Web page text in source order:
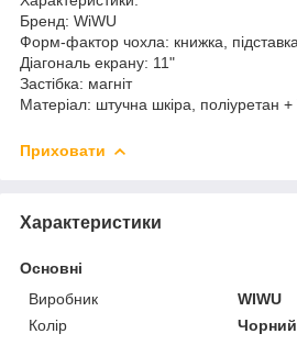
Бренд: WiWU
Форм-фактор чохла: книжка, підставка
Діагональ екрану: 11"
Застібка: магніт
Матеріал: штучна шкіра, поліуретан
Приховати
Характеристики
Основні
Виробник
WIWU
Колір
Чорний